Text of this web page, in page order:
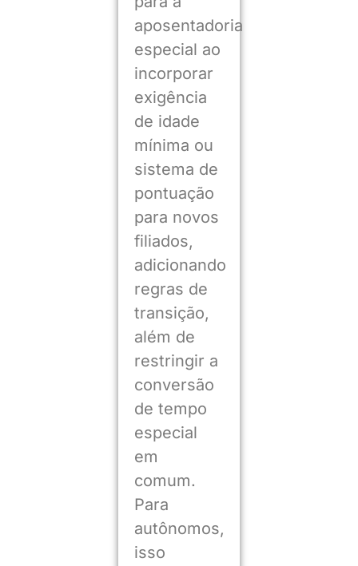
aposentadoria
especial ao
incorporar
exigência
de idade
mínima ou
sistema de
pontuação
para novos
filiados,
adicionando
regras de
transição,
além de
restringir a
conversão
de tempo
especial
em
comum.
Para
autônomos,
isso